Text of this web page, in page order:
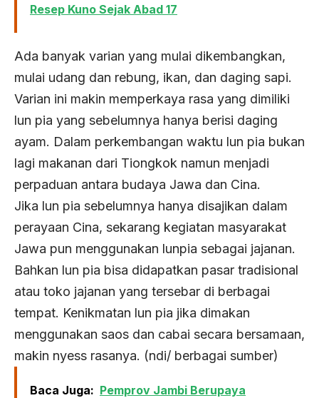
Resep Kuno Sejak Abad 17
Ada banyak varian yang mulai dikembangkan,
mulai udang dan rebung, ikan, dan daging sapi.
Varian ini makin memperkaya rasa yang dimiliki
lun pia yang sebelumnya hanya berisi daging
ayam. Dalam perkembangan waktu lun pia bukan
lagi makanan dari Tiongkok namun menjadi
perpaduan antara budaya Jawa dan Cina.
Jika lun pia sebelumnya hanya disajikan dalam
perayaan Cina, sekarang kegiatan masyarakat
Jawa pun menggunakan lunpia sebagai jajanan.
Bahkan lun pia bisa didapatkan pasar tradisional
atau toko jajanan yang tersebar di berbagai
tempat. Kenikmatan lun pia jika dimakan
menggunakan saos dan cabai secara bersamaan,
makin nyess rasanya. (ndi/ berbagai sumber)
Baca Juga: Pemprov Jambi Berupaya